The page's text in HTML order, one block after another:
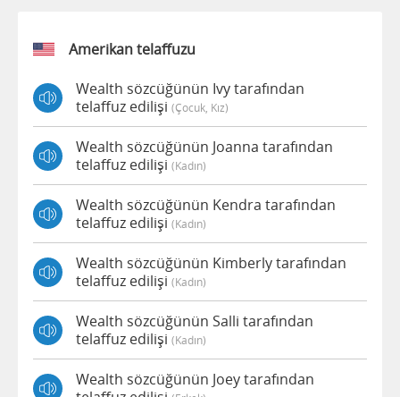
Amerikan telaffuzu
Wealth sözcüğünün Ivy tarafından
telaffuz edilişi (çocuk, Kız)
Wealth sözcüğünün Joanna tarafından
telaffuz edilişi (kadın)
Wealth sözcüğünün Kendra tarafından
telaffuz edilişi (kadın)
Wealth sözcüğünün Kimberly tarafından
telaffuz edilişi (kadın)
Wealth sözcüğünün Salli tarafından
telaffuz edilişi (kadın)
Wealth sözcüğünün Joey tarafından